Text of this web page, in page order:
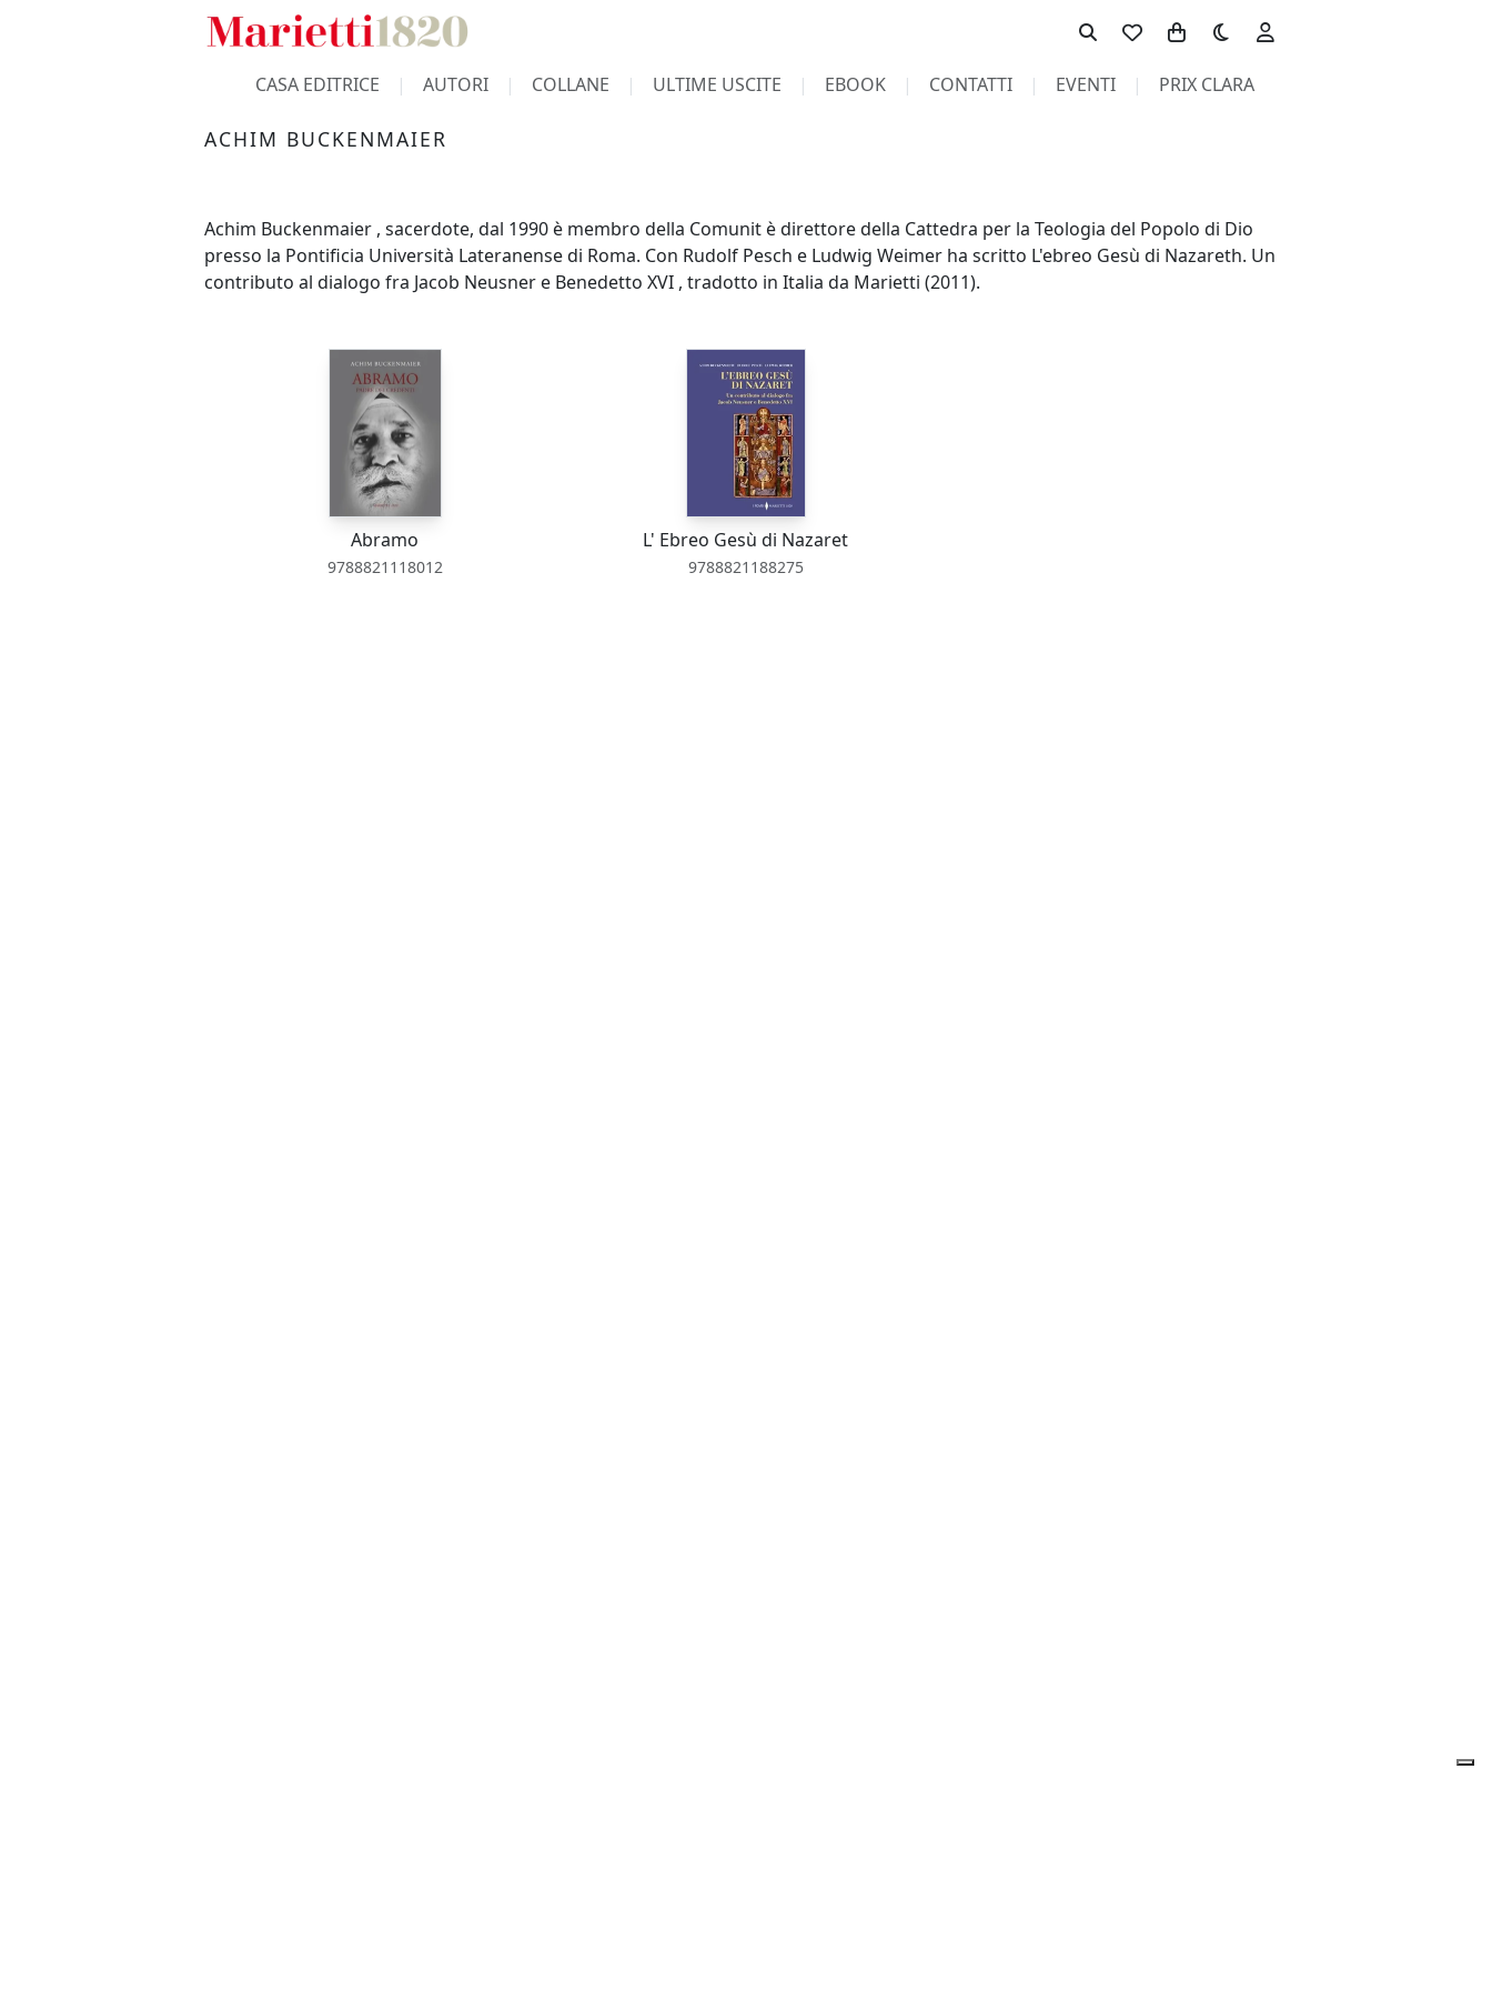
Toggle theme
CASA EDITRICE AUTORI COLLANE ULTIME USCITE EBOOK CONTATTI EVENTI PRIX CLARA
ACHIM BUCKENMAIER
Achim Buckenmaier , sacerdote, dal 1990 è membro della Comunit è direttore della Cattedra per la Teologia del Popolo di Dio
presso la Pontificia Università Lateranense di Roma. Con Rudolf Pesch e Ludwig Weimer ha scritto L'ebreo Gesù di Nazareth. Un
contributo al dialogo fra Jacob Neusner e Benedetto XVI , tradotto in Italia da Marietti (2011).
Abramo
9788821118012
L' Ebreo Gesù di Nazaret
9788821188275